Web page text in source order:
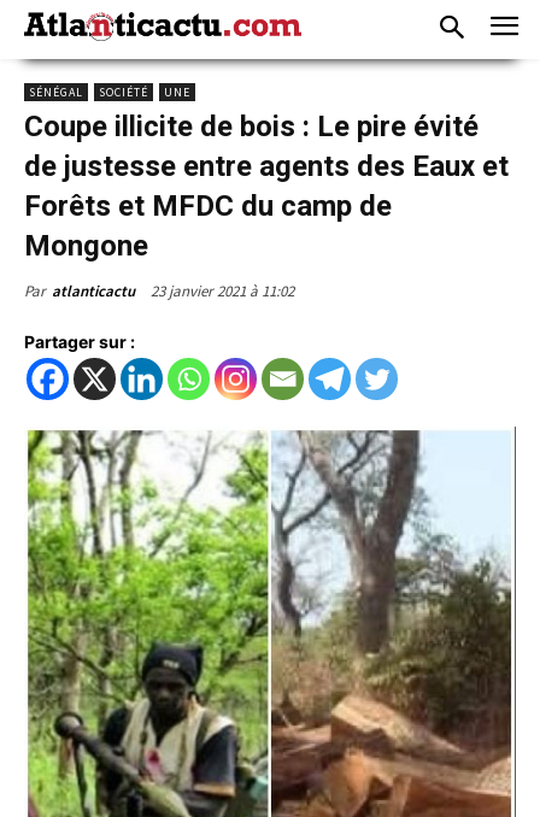
SÉNÉGAL SOCIÉTÉ UNE
Coupe illicite de bois : Le pire évité
de justesse entre agents des Eaux et
Forêts et MFDC du camp de
Mongone
Par atlanticactu 23 janvier 2021 à 11:02
Partager sur :